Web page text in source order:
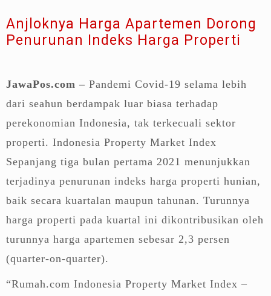
Anjloknya Harga Apartemen Dorong
Penurunan Indeks Harga Properti
JawaPos.com – Pandemi Covid-19 selama lebih
dari seahun berdampak luar biasa terhadap
perekonomian Indonesia, tak terkecuali sektor
properti. Indonesia Property Market Index
Sepanjang tiga bulan pertama 2021 menunjukkan
terjadinya penurunan indeks harga properti hunian,
baik secara kuartalan maupun tahunan. Turunnya
harga properti pada kuartal ini dikontribusikan oleh
turunnya harga apartemen sebesar 2,3 persen
(quarter-on-quarter).
“Rumah.com Indonesia Property Market Index –